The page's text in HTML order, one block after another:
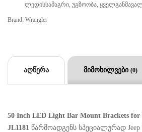
Ლედისსამაგრი Უგზოობა
Brand: Wrangler
აღწერა მიმოხილვები (0)
50 Inch LED Light Bar Mount Brackets for
JL1181 წარმოადგენს სპეციალურად Jeep